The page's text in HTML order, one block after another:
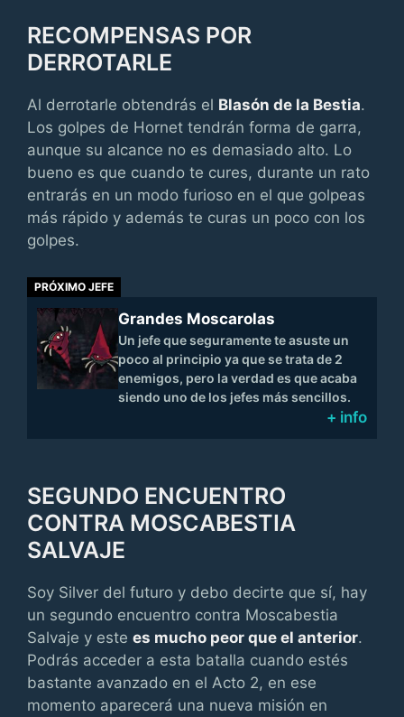
RECOMPENSAS POR
DERROTARLE
Al derrotarle obtendrás el Blasón de la Bestia.
Los golpes de Hornet tendrán forma de garra,
aunque su alcance no es demasiado alto. Lo
bueno es que cuando te cures, durante un rato
entrarás en un modo furioso en el que golpeas
más rápido y además te curas un poco con los
golpes.
PRÓXIMO JEFE
Grandes Moscarolas
Un jefe que seguramente te asuste un
poco al principio ya que se trata de 2
enemigos, pero la verdad es que acaba
siendo uno de los jefes más sencillos.
+ info
SEGUNDO ENCUENTRO
CONTRA MOSCABESTIA
SALVAJE
Soy Silver del futuro y debo decirte que sí, hay
un segundo encuentro contra Moscabestia
Salvaje y este es mucho peor que el anterior.
Podrás acceder a esta batalla cuando estés
bastante avanzado en el Acto 2, en ese
momento aparecerá una nueva misión en